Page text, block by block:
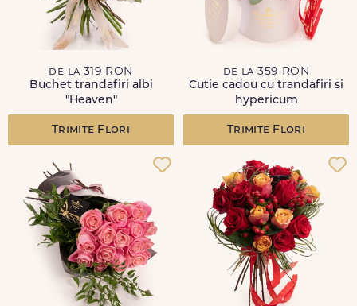
de la 319 RON
Buchet trandafiri albi
"Heaven"
Trimite Flori
de la 359 RON
Cutie cadou cu trandafiri si
hypericum
Trimite Flori